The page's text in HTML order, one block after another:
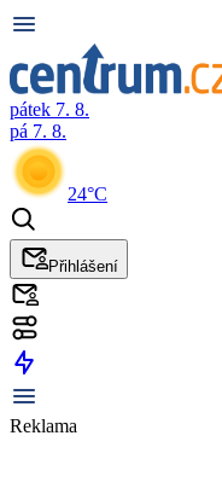
pátek 7. 8.
pá 7. 8.
24°C
Přihlášení
Reklama